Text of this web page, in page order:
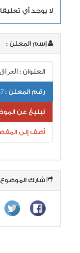
لا يوجد أي تعليقات
إسم المعلن :
العنوان :العراق -
رقم المعلن :987-65-4329
تبليغ عن الموضوع
أضف إلى المفضلة
شارك الموضوع على